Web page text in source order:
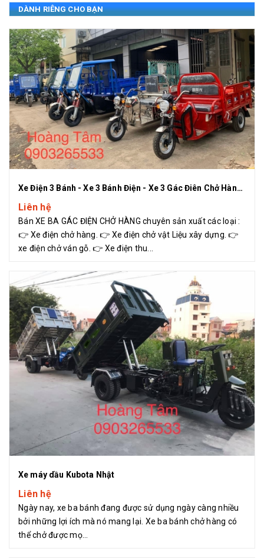
DÀNH RIÊNG CHO BẠN
Xe Điện 3 Bánh - Xe 3 Bánh Điện - Xe 3 Gác Điên Chở Hàng Hoàng Tâm
Liên hệ
Bán XE BA GÁC ĐIỆN CHỞ HÀNG chuyên sản xuất các loại :
👉 Xe điện chở hàng. 👉 Xe điện chở vật Liệu xây dựng. 👉
xe điện chở ván gỗ. 👉 Xe điện thu...
Xe máy dầu Kubota Nhật
Liên hệ
Ngày nay, xe ba bánh đang được sử dụng ngày càng nhiều
bởi những lợi ích mà nó mang lại. Xe ba bánh chở hàng có
thể chở được mọ...